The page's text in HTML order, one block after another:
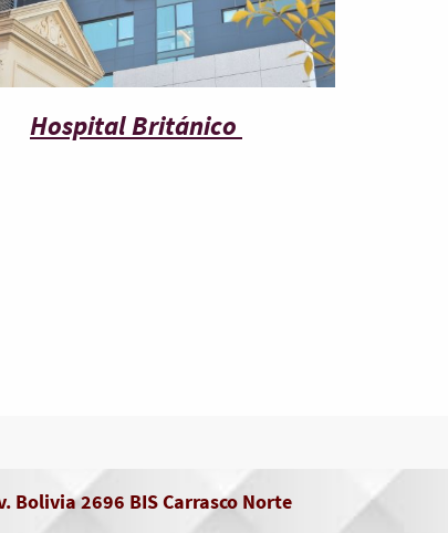
Hospital Británico
Bolivia 2696 BIS Carrasco Norte